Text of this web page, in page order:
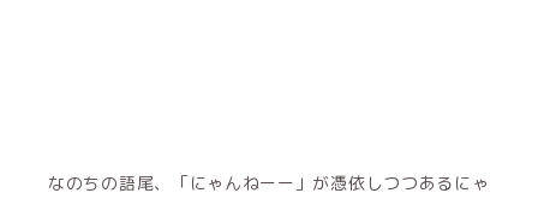
なのちの語尾、「にゃんねーー」が憑依しつつあるにゃ